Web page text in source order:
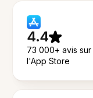
4.4
73 000+ avis sur
l'App Store